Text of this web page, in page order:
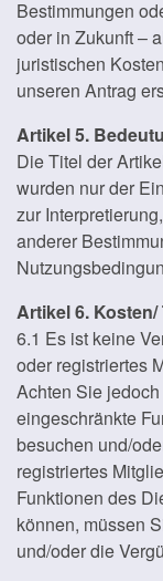
Bestimmungen
oder in Zukunft –
juristischen
unseren Antrag
Artikel 5.
Die Titel der
wurden nur der
zur
anderer
Artikel 6.
6.1 Es ist keine
oder registriertes
Achten Sie
eingeschränkte
besuchen und/
registriertes
Funktionen des
können, müssen
und/oder die